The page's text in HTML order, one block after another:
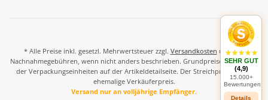
* Alle Preise inkl. gesetzl. Mehrwertsteuer zzgl. Versandkosten und ggf.
Nachnahmegebühren, wenn nicht anders beschrieben. Grundpreise und Preise
der Verpackungseinheiten auf der Artikeldetailseite. Der Streichpreis ist der
ehemalige Verkäuferpreis.
Versand nur an volljährige Empfänger.
SEHR GUT
(4,9)
15.000+
Bewertungen
Details